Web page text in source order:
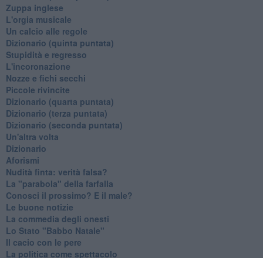
Zuppa inglese
L'orgia musicale
Un calcio alle regole
Dizionario (quinta puntata)
Stupidità e regresso
L'incoronazione
Nozze e fichi secchi
Piccole rivincite
​Dizionario (quarta puntata)
​Dizionario (terza puntata)
​Dizionario (seconda puntata)
Un'altra volta
Dizionario
Aforismi
Nudità finta: verità falsa?
La "parabola" della farfalla
Conosci il prossimo? E il male?
Le buone notizie
La commedia degli onesti
Lo Stato "Babbo Natale"
Il cacio con le pere
La politica come spettacolo